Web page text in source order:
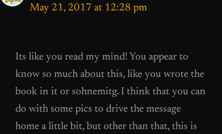
May 21, 2017 at 12:28 pm
Its like you read my mind! You appear to
know so much about this, like you wrote the
book in it or sohnemitg. I think that you can
do with some pics to drive the message
home a little bit, but other than that, this is